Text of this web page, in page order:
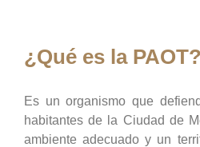
¿Qué es la PAOT?
Es un organismo que
habitantes de la Ciudad de
ambiente adecuado y un